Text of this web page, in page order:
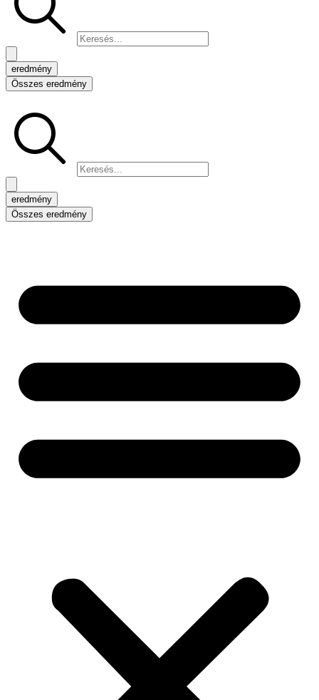
eredmény
Összes eredmény
eredmény
Összes eredmény